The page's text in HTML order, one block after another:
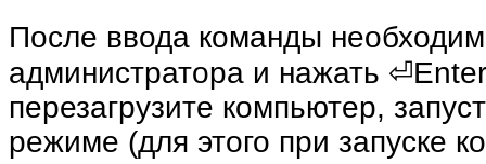
После ввода команды
администратора и нажать
перезагрузите компьютер,
режиме (для этого при запуске